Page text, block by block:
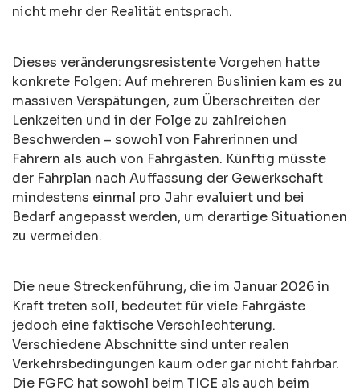
nicht mehr der Realität entsprach.
Dieses veränderungsresistente Vorgehen hatte
konkrete Folgen: Auf mehreren Buslinien kam es zu
massiven Verspätungen, zum Überschreiten der
Lenkzeiten und in der Folge zu zahlreichen
Beschwerden – sowohl von Fahrerinnen und
Fahrern als auch von Fahrgästen. Künftig müsste
der Fahrplan nach Auffassung der Gewerkschaft
mindestens einmal pro Jahr evaluiert und bei
Bedarf angepasst werden, um derartige Situationen
zu vermeiden.
Die neue Streckenführung, die im Januar 2026 in
Kraft treten soll, bedeutet für viele Fahrgäste
jedoch eine faktische Verschlechterung.
Verschiedene Abschnitte sind unter realen
Verkehrsbedingungen kaum oder gar nicht fahrbar.
Die FGFC hat sowohl beim TICE als auch beim